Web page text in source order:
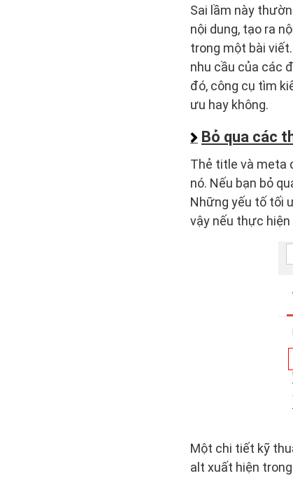
Sai lầm này
nội dung, tạo ra
trong một bài
nhu cầu của các
đó, công cụ tìm
ưu hay không.
Bỏ qua các
Thẻ title và meta
nó. Nếu bạn bỏ
Những yếu tố tối
vậy nếu thực
Một chi tiết kỹ
alt xuất hiện